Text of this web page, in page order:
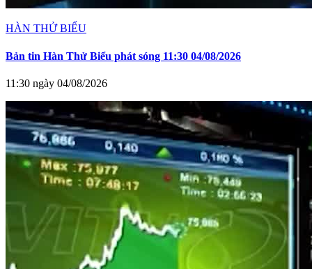
HÀN THỬ BIỂU
Bản tin Hàn Thử Biểu phát sóng 11:30 04/08/2026
11:30 ngày 04/08/2026